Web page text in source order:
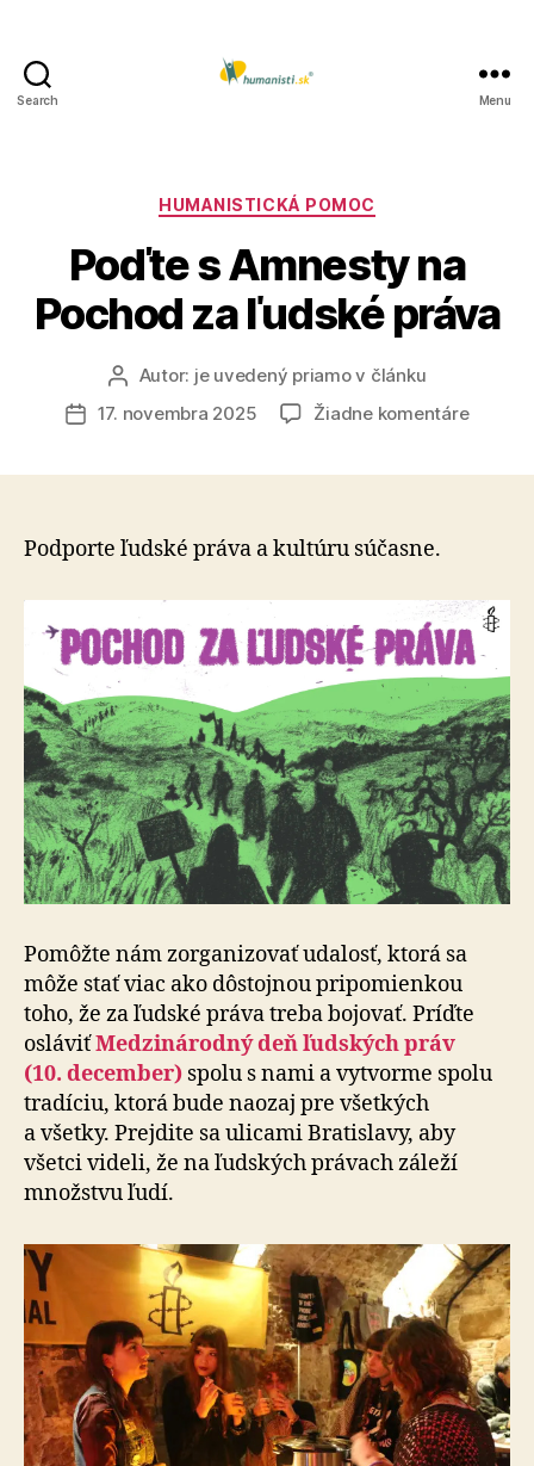
Search Menu
Kategórie
HUMANISTICKÁ POMOC
Poďte s Amnesty na
Pochod za ľudské práva
AutorAutor: je uvedený priamo v článku
Dátum
17. novembra 2025 Žiadne komentárena
ľudské
práva
Podporte ľudské práva a kultúru súčasne.
Pomôžte nám zorganizovať udalosť, ktorá sa
môže stať viac ako dôstojnou pripomienkou
toho, že za ľudské práva treba bojovať. Príďte
osláviťMedzinárodný deň ľud­ských práv
(10. december) spolu s nami a vytvorme spolu
tradíciu, ktorá bude naozaj pre všetkých
a všetky. Prejdite sa ulicami Bratislavy, aby
všetci videli, že na ľudských právach záleží
množstvu ľudí.